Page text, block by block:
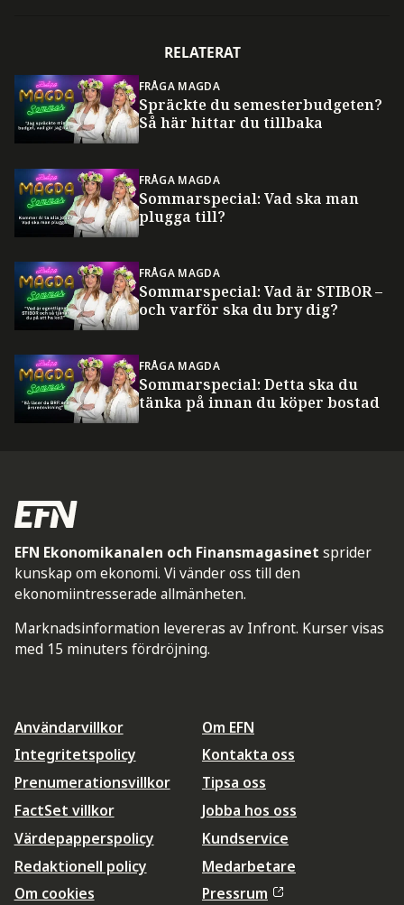
RELATERAT
FRÅGA MAGDA
Spräckte du semesterbudgeten?
Så här hittar du tillbaka
FRÅGA MAGDA
Sommarspecial: Vad ska man
plugga till?
FRÅGA MAGDA
Sommarspecial: Vad är STIBOR –
och varför ska du bry dig?
FRÅGA MAGDA
Sommarspecial: Detta ska du
tänka på innan du köper bostad
EFN Ekonomikanalen och Finansmagasinet sprider
kunskap om ekonomi. Vi vänder oss till den
ekonomiintresserade allmänheten.
Marknadsinformation levereras av Infront. Kurser visas
med 15 minuters fördröjning.
Användarvillkor
Integritetspolicy
Prenumerationsvillkor
FactSet villkor
Värdepapperspolicy
Redaktionell policy
Om cookies
Om EFN
Kontakta oss
Tipsa oss
Jobba hos oss
Kundservice
Medarbetare
Pressrum